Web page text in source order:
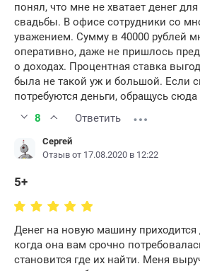
понял, что мне не хватает денег
свадьбы. В офисе сотрудники со
уважением. Сумму в 40000 рублей
оперативно, даже не пришлось
о доходах. Процентная ставка
была не такой уж и большой. Если
потребуются деньги, обращусь
8
Ответить
Сергей
Отзыв от 17.08.2020 в 12:22
5+
Денег на новую машину приходится
когда она вам срочно
становится где их найти. Меня